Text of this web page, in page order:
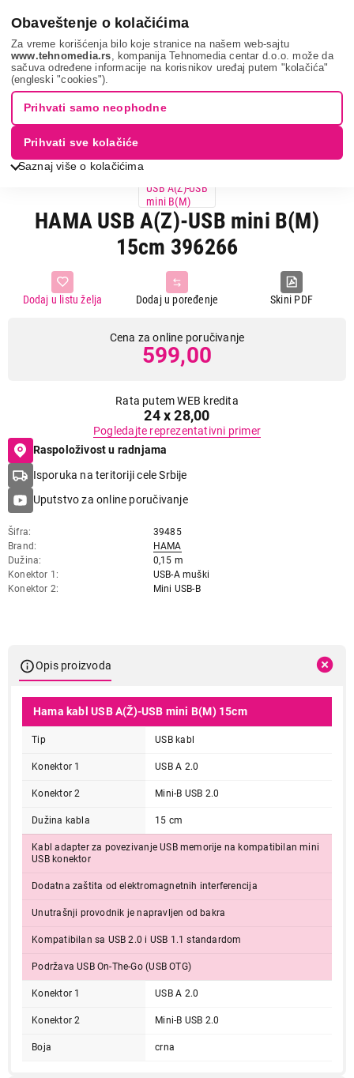
Obaveštenje o kolačićima
Za vreme korišćenja bilo koje stranice na našem web-sajtu
www.tehnomedia.rs , kompanija Tehnomedia centar d.o.o. može da
sačuva određene informacije na korisnikov uređaj putem "kolačića"
(engleski "cookies").
Saznaj više o kolačićima
Prihvati samo neophodne
Prihvati sve kolačiće
It & gaming Kablovi i adapteri Hama usb a(z)-u...
HAMA USB A(Z)-USB mini B(M)
15cm 396266
Skini PDF
Dodaj u poređenje
Dodaj u listu želja
Cena za online poručivanje
599,00
Rata putem WEB kredita
24 x 28,00
Pogledajte reprezentativni primer
Raspoloživost u radnjama
Isporuka na teritoriji cele Srbije
Uputstvo za online poručivanje
Šifra
39485
Brand
HAMA
Dužina
0,15 m
Konektor 1
USB-A muški
Konektor 2
Mini USB-B
Opis proizvoda
Hama kabl USB A(Ž)-USB mini B(M) 15cm
Tip USB kabl
Konektor 1 USB A 2.0
Konektor 2 Mini-B USB 2.0
Dužina kabla 15 cm
Kabl adapter za povezivanje USB memorije na kompatibilan mini
USB konektor
Dodatna zaštita od elektromagnetnih interferencija
Unutrašnji provodnik je napravljen od bakra
Kompatibilan sa USB 2.0 i USB 1.1 standardom
Podržava USB On-The-Go (USB OTG)
Konektor 1 USB A 2.0
Konektor 2 Mini-B USB 2.0
Boja crna